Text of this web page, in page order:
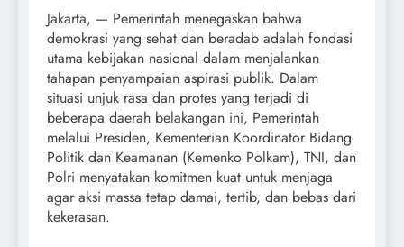
Jakarta, — Pemerintah menegaskan bahwa
demokrasi yang sehat dan beradab adalah fondasi
utama kebijakan nasional dalam menjalankan
tahapan penyampaian aspirasi publik. Dalam
situasi unjuk rasa dan protes yang terjadi di
beberapa daerah belakangan ini, Pemerintah
melalui Presiden, Kementerian Koordinator Bidang
Politik dan Keamanan (Kemenko Polkam), TNI, dan
Polri menyatakan komitmen kuat untuk menjaga
agar aksi massa tetap damai, tertib, dan bebas dari
kekerasan.